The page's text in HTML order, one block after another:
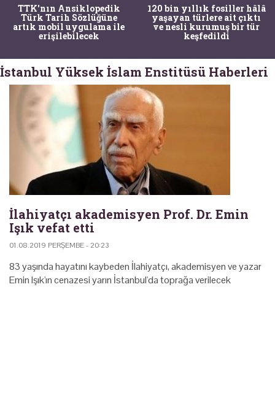
TTK'nın Ansiklopedik
Türk Tarih Sözlüğüne
artık mobil uygulama ile
erişilebilecek
120 bin yıllık fosiller hâlâ
yaşayan türlere ait çıktı
ve nesli kurumuş bir tür
keşfedildi
İstanbul Yüksek İslam Enstitüsü Haberleri
İlahiyatçı akademisyen Prof. Dr. Emin
Işık vefat etti
01.08.2019 PERŞEMBE - 20:23
83 yaşında hayatını kaybeden İlahiyatçı, akademisyen ve yazar
Emin Işık'ın cenazesi yarın İstanbul'da toprağa verilecek